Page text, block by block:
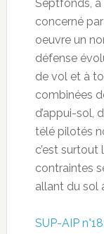
Septfonds, à
concerné
oeuvre un
défense
de vol et à
combinées
d’appui-sol,
télé pilotés
c’est
contraintes
allant du sol
SUP-AIP